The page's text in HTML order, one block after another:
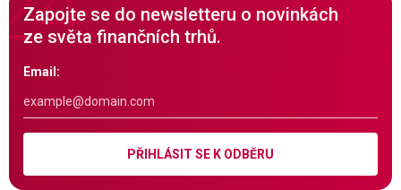
Zapojte se do newsletteru o novinkách
ze světa finančních trhů.
Email:
PŘIHLÁSIT SE K ODBĚRU